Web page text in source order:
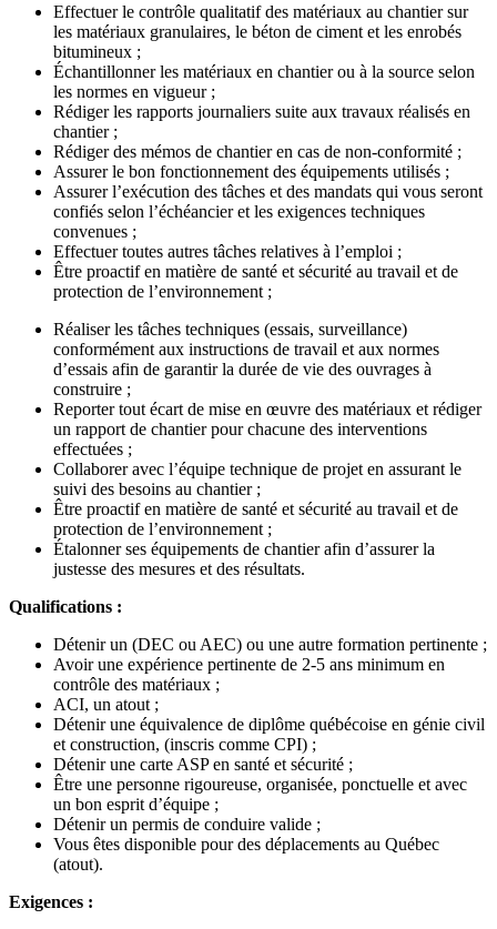
Effectuer le contrôle qualitatif des matériaux au chantier sur
les matériaux granulaires, le béton de ciment et les enrobés
bitumineux ;
Échantillonner les matériaux en chantier ou à la source selon
les normes en vigueur ;
Rédiger les rapports journaliers suite aux travaux réalisés en
chantier ;
Rédiger des mémos de chantier en cas de non-conformité ;
Assurer le bon fonctionnement des équipements utilisés ;
Assurer l’exécution des tâches et des mandats qui vous seront
confiés selon l’échéancier et les exigences techniques
convenues ;
Effectuer toutes autres tâches relatives à l’emploi ;
Être proactif en matière de santé et sécurité au travail et de
protection de l’environnement ;
Réaliser les tâches techniques (essais, surveillance)
conformément aux instructions de travail et aux normes
d’essais afin de garantir la durée de vie des ouvrages à
construire ;
Reporter tout écart de mise en œuvre des matériaux et rédiger
un rapport de chantier pour chacune des interventions
effectuées ;
Collaborer avec l’équipe technique de projet en assurant le
suivi des besoins au chantier ;
Être proactif en matière de santé et sécurité au travail et de
protection de l’environnement ;
Étalonner ses équipements de chantier afin d’assurer la
justesse des mesures et des résultats.
Qualifications :
Détenir un (DEC ou AEC) ou une autre formation pertinente ;
Avoir une expérience pertinente de 2-5 ans minimum en
contrôle des matériaux ;
ACI, un atout ;
Détenir une équivalence de diplôme québécoise en génie civil
et construction, (inscris comme CPI) ;
Détenir une carte ASP en santé et sécurité ;
Être une personne rigoureuse, organisée, ponctuelle et avec
un bon esprit d’équipe ;
Détenir un permis de conduire valide ;
Vous êtes disponible pour des déplacements au Québec
(atout).
Exigences :